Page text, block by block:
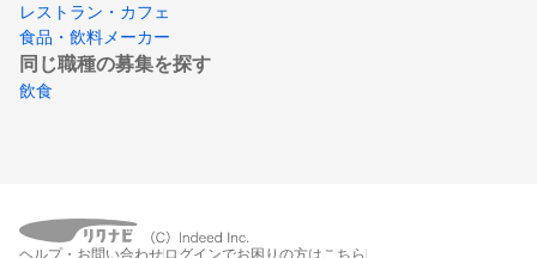
レストラン・カフェ
食品・飲料メーカー
同じ職種の募集を探す
飲食
ヘルプ・お問い合わせ ログインでお困りの方はこちら